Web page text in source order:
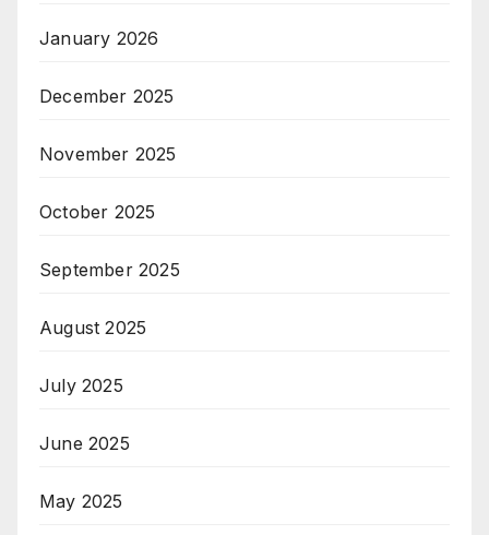
January 2026
December 2025
November 2025
October 2025
September 2025
August 2025
July 2025
June 2025
May 2025